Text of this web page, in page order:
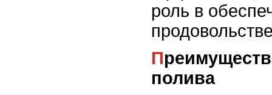
роль в
Преимущества автоматизации
полива